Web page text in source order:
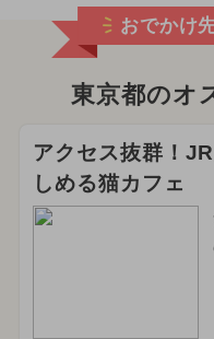
おでかけ
東京都のオ
アクセス抜群！
しめる猫カフェ